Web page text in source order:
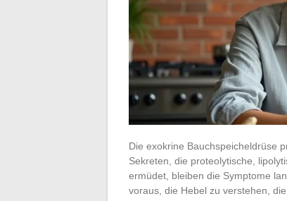
Die exokrine Bauchspeicheldrüse
Sekreten, die proteolytische,
ermüdet, bleiben die Symptome
voraus, die Hebel zu verstehen,